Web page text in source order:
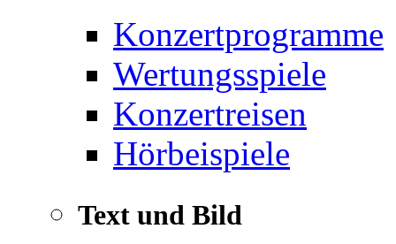
Konzertprogramme
Wertungsspiele
Konzertreisen
Hörbeispiele
Text und Bild